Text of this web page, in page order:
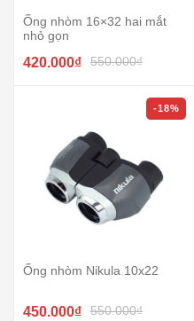
Ống nhòm 16×32 hai mắt
nhỏ gọn
420.000₫ 550.000₫
-18%
Ống nhòm Nikula 10x22
450.000₫ 550.000₫